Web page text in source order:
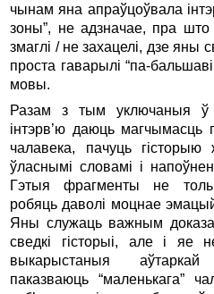
чынам яна апраўцоўвала
зоны”, не адзначае, пра
змаглі / не захацелі, дзе яны
проста гаварылі “па-
мовы.
Разам з тым уключаныя ў
інтэрв’ю даюць магчымасць
чалавека, пачуць
ўласнымі словамі і
Гэтыя фрагменты не
робяць даволі моцнае
Яны служаць важным
сведкі гісторыі, але і яе
выкарыстаныя аўтаркай
паказваюць “маленькага”